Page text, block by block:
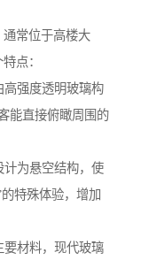
常位于高楼大
点：
强度透明玻璃构
能直接俯瞰周围的
为悬空结构，使
特殊体验，增加
材料，现代玻璃